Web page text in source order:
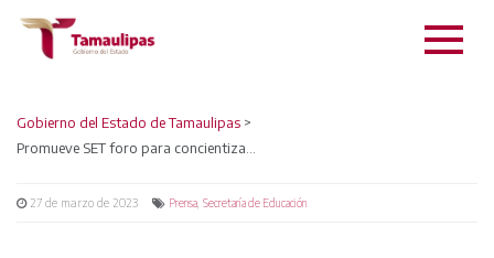
Gobierno del Estado de Tamaulipas >
27 de marzo de 2023 Prensa Secretaría de Educación